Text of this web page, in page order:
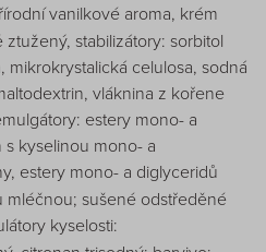
vanilkové aroma, krém
stabilizátory: sorbitol
celulosa, sodná
vláknina z kořene
estery mono- a
kyselinou mono- a
estery mono- a diglyceridů
mléčnou; sušené odstředěné
kyselosti: